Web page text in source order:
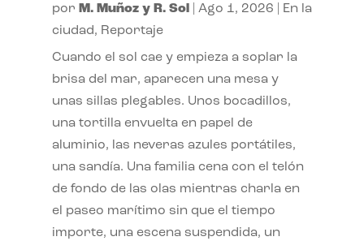
por M. Muñoz y R. Sol| Ago 1, 2026
En la
ciudad, Reportaje
Cuando el sol cae y empieza a soplar la
brisa del mar, aparecen una mesa y
unas sillas plegables. Unos bocadillos,
una tortilla envuelta en papel de
aluminio, las neveras azules portátiles,
una sandía. Una familia cena con el telón
de fondo de las olas mientras charla en
el paseo marítimo sin que el tiempo
importe, una escena suspendida, un